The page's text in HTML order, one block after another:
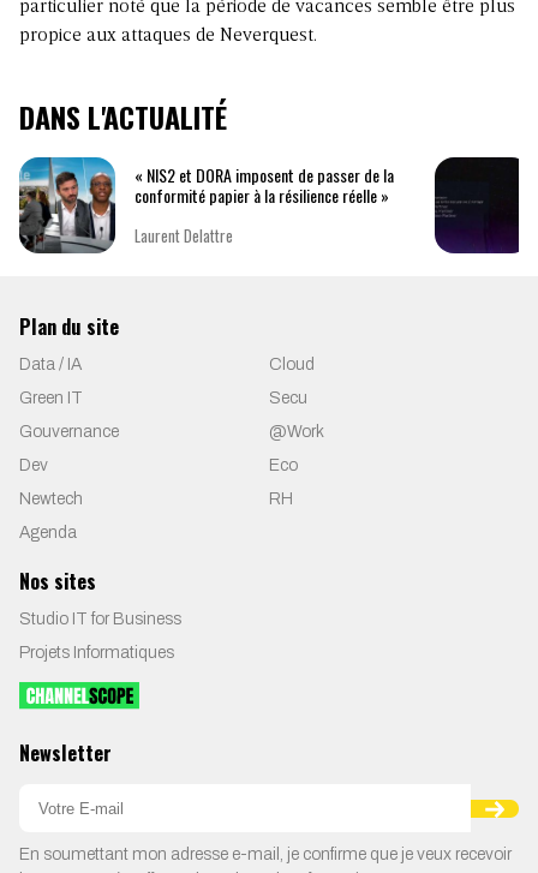
particulier noté que la période de vacances semble être plus
propice aux attaques de Neverquest.
DANS L'ACTUALITÉ
« NIS2 et DORA imposent de passer de la
conformité papier à la résilience réelle »
Laurent Delattre
Plan du site
Data / IA
Cloud
Green IT
Secu
Gouvernance
@Work
Dev
Eco
Newtech
RH
Agenda
Nos sites
Studio IT for Business
Projets Informatiques
Newsletter
En soumettant mon adresse e-mail, je confirme que je veux recevoir